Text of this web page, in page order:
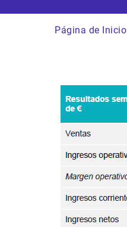
Página de Inicio